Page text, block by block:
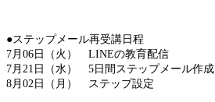
●ステップメール再受講日程
7月06日（火） LINEの教育配信
7月21日（水） 5日間ステップメール作成
8月02日（月） ステップ設定